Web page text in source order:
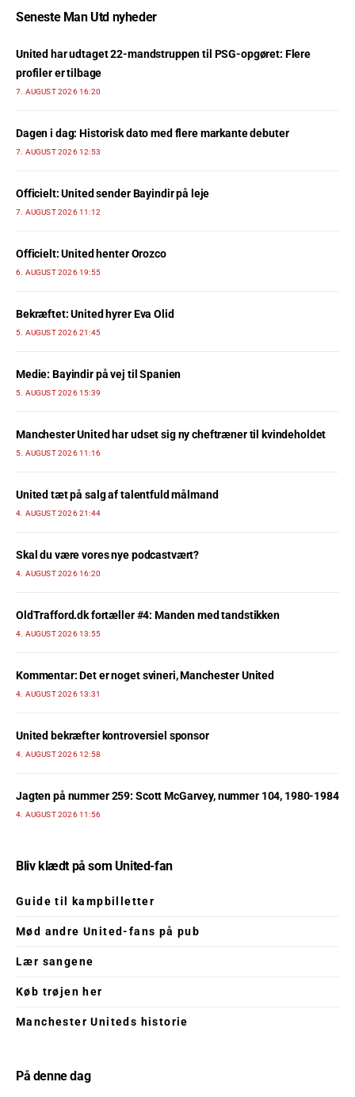
Seneste Man Utd nyheder
United har udtaget 22-mandstruppen til PSG-opgøret: Flere
profiler er tilbage
7. AUGUST 2026 16:20
Dagen i dag: Historisk dato med flere markante debuter
7. AUGUST 2026 12:53
Officielt: United sender Bayindir på leje
7. AUGUST 2026 11:12
Officielt: United henter Orozco
6. AUGUST 2026 19:55
Bekræftet: United hyrer Eva Olid
5. AUGUST 2026 21:45
Medie: Bayindir på vej til Spanien
5. AUGUST 2026 15:39
Manchester United har udset sig ny cheftræner til kvindeholdet
5. AUGUST 2026 11:16
United tæt på salg af talentfuld målmand
4. AUGUST 2026 21:44
Skal du være vores nye podcastvært?
4. AUGUST 2026 16:20
OldTrafford.dk fortæller #4: Manden med tandstikken
4. AUGUST 2026 13:55
Kommentar: Det er noget svineri, Manchester United
4. AUGUST 2026 13:31
United bekræfter kontroversiel sponsor
4. AUGUST 2026 12:58
Jagten på nummer 259: Scott McGarvey, nummer 104, 1980-1984
4. AUGUST 2026 11:56
Bliv klædt på som United-fan
Guide til kampbilletter
Mød andre United-fans på pub
Lær sangene
Køb trøjen her
Manchester Uniteds historie
På denne dag